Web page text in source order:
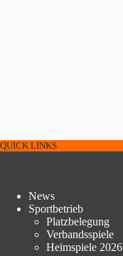
QUICK LINKS
News
Sportbetrieb
Platzbelegung
Verbandsspiele
Heimspiele 2026